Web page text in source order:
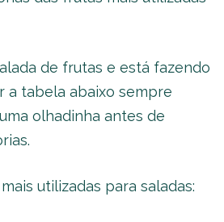
de frutas e está fazendo
a tabela abaixo sempre
olhadinha antes de
utilizadas para saladas: